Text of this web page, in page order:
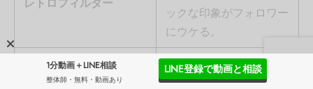
レトロフィルター
ックな印象がフォロワー
にウケる。
モーションエフェクト
動きのある背景やエフェ
クトで、静止画でも目を
1分動画＋LINE相談
整体師・無料・動画あり
LINE登録で動画と相談